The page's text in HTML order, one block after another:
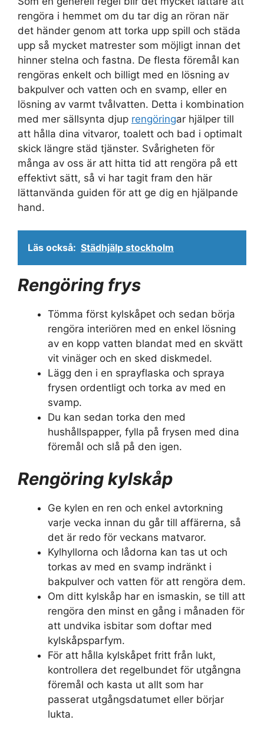
rengöra i hemmet om du tar dig an röran när
det händer genom att torka upp spill och städa
upp så mycket matrester som möjligt innan det
hinner stelna och fastna. De flesta föremål kan
rengöras enkelt och billigt med en lösning av
bakpulver och vatten och en svamp, eller en
lösning av varmt tvålvatten. Detta i kombination
med mer sällsynta djup rengöringar hjälper till
att hålla dina vitvaror, toalett och bad i optimalt
skick längre städ tjänster. Svårigheten för
många av oss är att hitta tid att rengöra på ett
effektivt sätt, så vi har tagit fram den här
lättanvända guiden för att ge dig en hjälpande
hand.
Läs också: Städhjälp stockholm
Rengöring frys
Tömma först kylskåpet och sedan börja
rengöra interiören med en enkel lösning
av en kopp vatten blandat med en skvätt
vit vinäger och en sked diskmedel.
Lägg den i en sprayflaska och spraya
frysen ordentligt och torka av med en
svamp.
Du kan sedan torka den med
hushållspapper, fylla på frysen med dina
föremål och slå på den igen.
Rengöring kylskåp
Ge kylen en ren och enkel avtorkning
varje vecka innan du går till affärerna, så
det är redo för veckans matvaror.
Kylhyllorna och lådorna kan tas ut och
torkas av med en svamp indränkt i
bakpulver och vatten för att rengöra dem.
Om ditt kylskåp har en ismaskin, se till att
rengöra den minst en gång i månaden för
att undvika isbitar som doftar med
kylskåpsparfym.
För att hålla kylskåpet fritt från lukt,
kontrollera det regelbundet för utgångna
föremål och kasta ut allt som har
passerat utgångsdatumet eller börjar
lukta.